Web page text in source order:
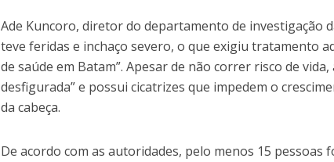
Ade Kuncoro, diretor do departamento de investigação
teve feridas e inchaço severo, o que exigiu tratamento
de saúde em Batam”. Apesar de não correr risco de
desfigurada” e possui cicatrizes que impedem o
da cabeça.
De acordo com as autoridades, pelo menos 15 pessoas